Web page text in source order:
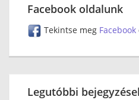
Facebook oldalunk
Tekintse meg Facebook
Legutóbbi